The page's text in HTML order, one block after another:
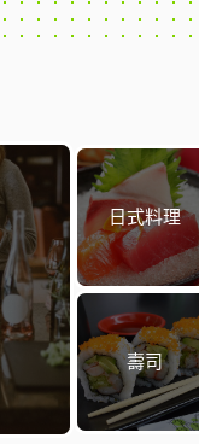
日式料理
壽司